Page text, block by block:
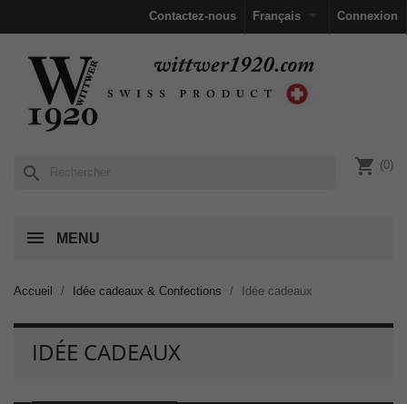
Contactez-nous Français Connexion
search shopping_cart (0)
MENU
Accueil Idée cadeaux & Confections Idée cadeaux
IDÉE CADEAUX